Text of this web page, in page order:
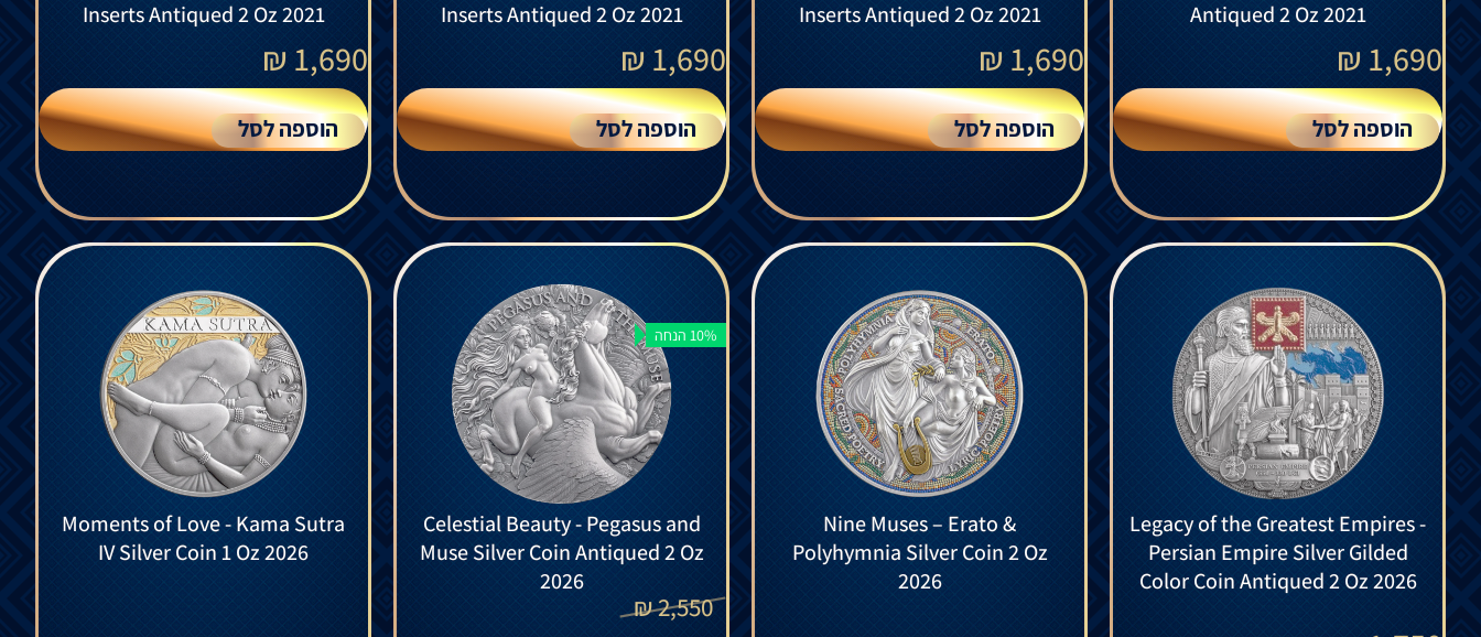
Antiqued 2 Oz 2021
1,690
₪
הוספה לסל
Inserts Antiqued 2 Oz 2021
1,690
₪
הוספה לסל
Inserts Antiqued 2 Oz 2021
1,690
₪
הוספה לסל
Inserts Antiqued 2 Oz 2021
1,690
₪
הוספה לסל
Legacy of the Greatest Empires -
Persian Empire Silver Gilded
Color Coin Antiqued 2 Oz 2026
Nine Muses – Erato &
Polyhymnia Silver Coin 2 Oz
2026
10% הנחה
Celestial Beauty - Pegasus and
Muse Silver Coin Antiqued 2 Oz
2026
2,550
₪
Moments of Love - Kama Sutra
IV Silver Coin 1 Oz 2026